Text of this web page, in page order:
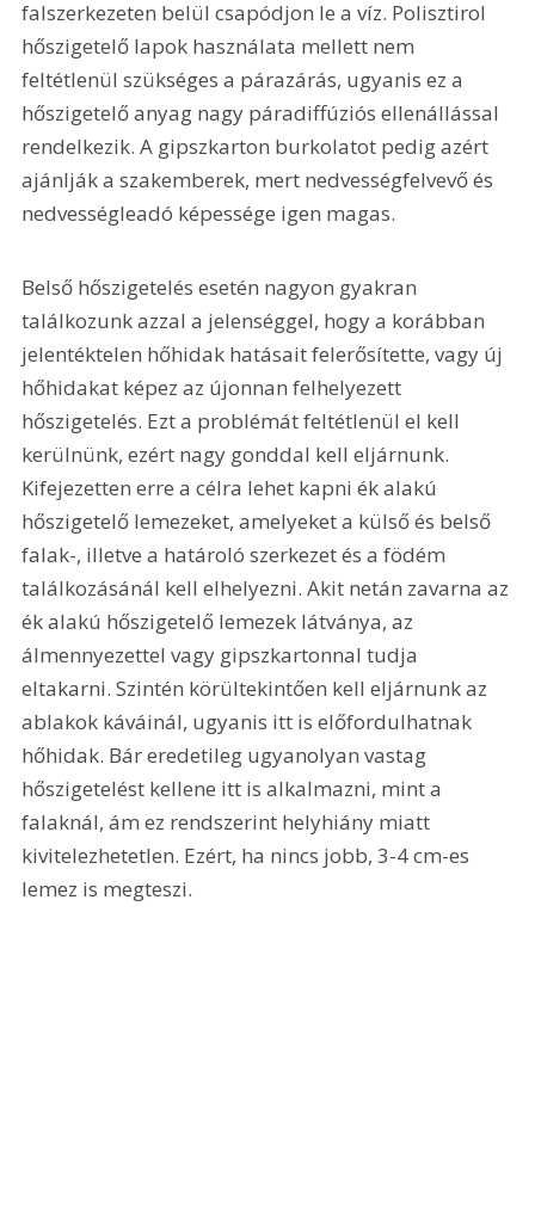
falszerkezeten belül csapódjon le a víz. Polisztirol
hőszigetelő lapok használata mellett nem
feltétlenül szükséges a párazárás, ugyanis ez a
hőszigetelő anyag nagy páradiffúziós ellenállással
rendelkezik. A gipszkarton burkolatot pedig azért
ajánlják a szakemberek, mert nedvességfelvevő és
nedvességleadó képessége igen magas.
Belső hőszigetelés esetén nagyon gyakran
találkozunk azzal a jelenséggel, hogy a korábban
jelentéktelen hőhidak hatásait felerősítette, vagy új
hőhidakat képez az újonnan felhelyezett
hőszigetelés. Ezt a problémát feltétlenül el kell
kerülnünk, ezért nagy gonddal kell eljárnunk.
Kifejezetten erre a célra lehet kapni ék alakú
hőszigetelő lemezeket, amelyeket a külső és belső
falak-, illetve a határoló szerkezet és a födém
találkozásánál kell elhelyezni. Akit netán zavarna az
ék alakú hőszigetelő lemezek látványa, az
álmennyezettel vagy gipszkartonnal tudja
eltakarni. Szintén körültekintően kell eljárnunk az
ablakok káváinál, ugyanis itt is előfordulhatnak
hőhidak. Bár eredetileg ugyanolyan vastag
hőszigetelést kellene itt is alkalmazni, mint a
falaknál, ám ez rendszerint helyhiány miatt
kivitelezhetetlen. Ezért, ha nincs jobb, 3-4 cm-es
lemez is megteszi.